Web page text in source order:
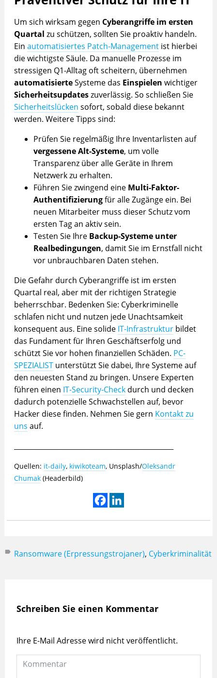
Um sich wirksam gegen Cyberangriffe im ersten
Quartal zu schützen, sollten Sie proaktiv handeln.
Ein automatisiertes Patch-Managementist hierbei
die wichtigste Säule. Da manuelle Prozesse im
stressigen Q1-Alltag oft scheitern, übernehmen
automatisierteSysteme das Einspielen wichtiger
Sicherheitsupdateszuverlässig. So schließen Sie
Sicherheitslücken sofort, sobald diese bekannt
werden. Weitere Tipps sind:
Prüfen Sie regelmäßig Ihre Inventarlisten auf
vergessene Alt-Systeme, um volle
Transparenz über alle Geräte in Ihrem
Netzwerk zu erhalten.
Führen Sie zwingend eine Multi-Faktor-
Authentifizierungfür alle Zugänge ein. Bei
neuen Mitarbeiter muss dieser Schutz vom
ersten Tag an aktiv sein.
Testen Sie Ihre Backup-Systeme unter
Realbedingungen, damit Sie im Ernstfall nicht
vor unbrauchbaren Daten stehen.
Die Gefahr durch Cyberangriffe ist im ersten
Quartal real, aber mit der richtigen Strategie
beherrschbar. Bedenken Sie: Cyberkriminelle
schlafen nicht und nutzen jede Unachtsamkeit
konsequent aus. Eine solide IT-Infrastrukturbildet
das Fundament für Ihren Geschäftserfolg und
schützt Sie vor hohen finanziellen Schäden. PC-
SPEZIALISTunterstützt Sie dabei, Ihre Systeme auf
den neuesten Stand zu bringen. Unsere Experten
führen einen IT-Security-Checkdurch und decken
dadurch potenzielle Schwachstellen auf, bevor
Hacker diese finden. Nehmen Sie gern Kontakt zu
uns auf.
Quellen: it-daily, kiwikoteam, Unsplash/Oleksandr
Chumak(Headerbild)
Ransomware (Erpressungstrojaner), Cyberkriminalität
Schreiben Sie einen Kommentar
Ihre E-Mail Adresse wird nicht veröffentlicht.